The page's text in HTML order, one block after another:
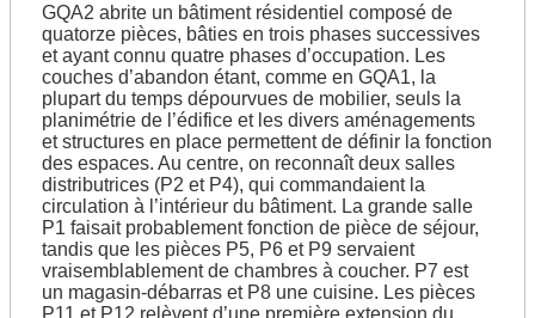
GQA2 abrite un bâtiment résidentiel composé de
quatorze pièces, bâties en trois phases successives
et ayant connu quatre phases d’occupation. Les
couches d’abandon étant, comme en GQA1, la
plupart du temps dépourvues de mobilier, seuls la
planimétrie de l’édifice et les divers aménagements
et structures en place permettent de définir la fonction
des espaces. Au centre, on reconnaît deux salles
distributrices (P2 et P4), qui commandaient la
circulation à l’intérieur du bâtiment. La grande salle
P1 faisait probablement fonction de pièce de séjour,
tandis que les pièces P5, P6 et P9 servaient
vraisemblablement de chambres à coucher. P7 est
un magasin-débarras et P8 une cuisine. Les pièces
P11 et P12 relèvent d’une première extension du